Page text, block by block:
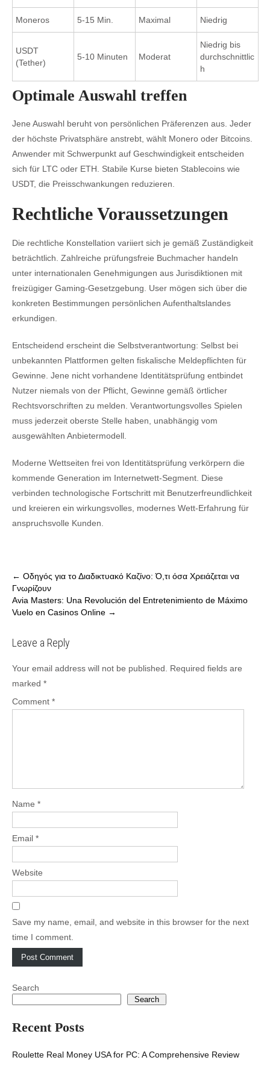
Moneros 5-15 Min. Maximal Niedrig
USDT
(Tether)
5-10 Minuten Moderat
Niedrig bis
durchschnittlic
h
Optimale Auswahl treffen
Jene Auswahl beruht von persönlichen Präferenzen aus. Jeder
der höchste Privatsphäre anstrebt, wählt Monero oder Bitcoins.
Anwender mit Schwerpunkt auf Geschwindigkeit entscheiden
sich für LTC oder ETH. Stabile Kurse bieten Stablecoins wie
USDT, die Preisschwankungen reduzieren.
Rechtliche Voraussetzungen
Die rechtliche Konstellation variiert sich je gemäß Zuständigkeit
beträchtlich. Zahlreiche prüfungsfreie Buchmacher handeln
unter internationalen Genehmigungen aus Jurisdiktionen mit
freizügiger Gaming-Gesetzgebung. User mögen sich über die
konkreten Bestimmungen persönlichen Aufenthaltslandes
erkundigen.
Entscheidend erscheint die Selbstverantwortung: Selbst bei
unbekannten Plattformen gelten fiskalische Meldepflichten für
Gewinne. Jene nicht vorhandene Identitätsprüfung entbindet
Nutzer niemals von der Pflicht, Gewinne gemäß örtlicher
Rechtsvorschriften zu melden. Verantwortungsvolles Spielen
muss jederzeit oberste Stelle haben, unabhängig vom
ausgewählten Anbietermodell.
Moderne Wettseiten frei von Identitätsprüfung verkörpern die
kommende Generation im Internetwett-Segment. Diese
verbinden technologische Fortschritt mit Benutzerfreundlichkeit
und kreieren ein wirkungsvolles, modernes Wett-Erfahrung für
anspruchsvolle Kunden.
Post
navigation
← Οδηγός για το Διαδικτυακό Καζίνο: Ό,τι όσα Χρειάζεται να
Γνωρίζουν
Avia Masters: Una Revolución del Entretenimiento de Máximo
Vuelo en Casinos Online →
Leave a Reply
Your email address will not be published. Required fields are
marked *
Comment *
Name *
Email *
Website
Save my name, email, and website in this browser for the next
time I comment.
Search
Search
Recent Posts
Roulette Real Money USA for PC: A Comprehensive Review